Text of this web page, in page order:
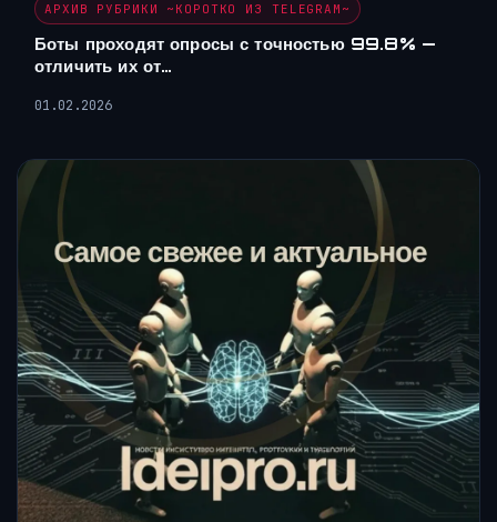
АРХИВ РУБРИКИ ~КОРОТКО ИЗ TELEGRAM~
Боты проходят опросы с точностью 99.8% —
отличить их от…
01.02.2026